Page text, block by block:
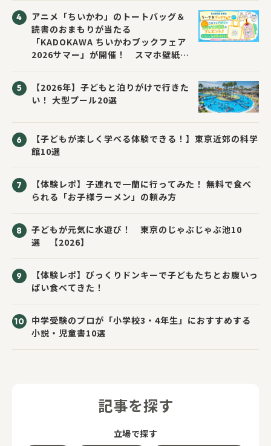
アニメ「ちいかわ」のトートバッグ＆
読書のおまもりが当たる
「KADOKAWA ちいかわブックフェア
2026サマー」が開催！ スマホ壁紙は
【2026年】子どもと泊りがけで行きた
い！ 大型プール20選
【子どもが楽しく学べる体験できる！】東京近郊の科学
館10選
【体験レポ】子連れで一蘭に行ってみた！ 無料で食べ
られる「お子様ラーメン」の頼み方
子どもが元気に水遊び！ 東京のじゃぶじゃぶ池10
選 【2026】
【体験レポ】びっくりドンキーで子どもたちとお腹いっ
ぱい食べてきた！
中学受験のプロが「小学校3・4年生」におすすめする
小説・児童書10選
記事を探す
立場で探す